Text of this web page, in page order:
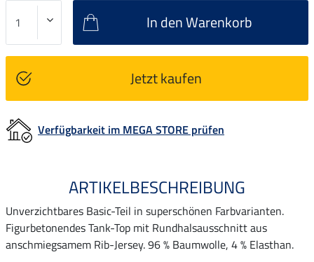
In den Warenkorb
Jetzt kaufen
Verfügbarkeit im MEGA STORE prüfen
ARTIKELBESCHREIBUNG
Unverzichtbares Basic-Teil in superschönen Farbvarianten.
Figurbetonendes Tank-Top mit Rundhalsausschnitt aus
anschmiegsamem Rib-Jersey. 96 % Baumwolle, 4 % Elasthan.